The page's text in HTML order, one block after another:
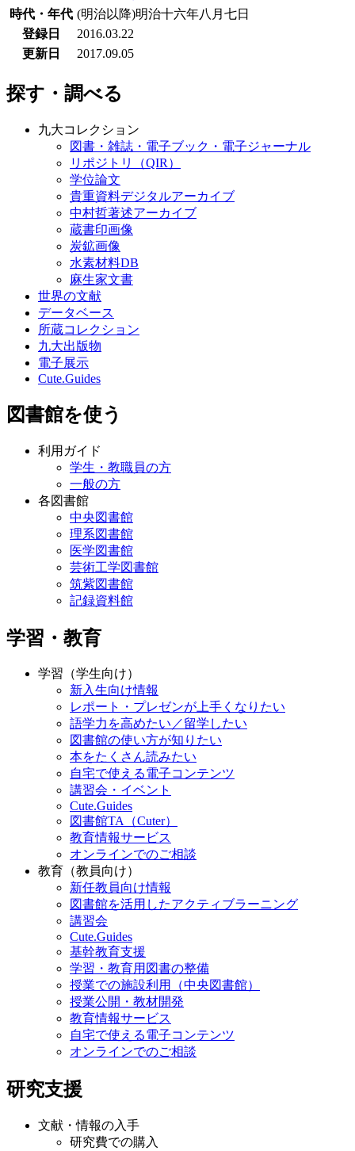
時代・年代 (明治以降)明治十六年八月七日
登録日
2016.03.22
更新日
2017.09.05
探す・調べる
九大コレクション
図書・雑誌・電子ブック・電子ジャーナル
リポジトリ（QIR）
学位論文
貴重資料デジタルアーカイブ
中村哲著述アーカイブ
蔵書印画像
炭鉱画像
水素材料DB
麻生家文書
世界の文献
データベース
所蔵コレクション
九大出版物
電子展示
Cute.Guides
図書館を使う
利用ガイド
学生・教職員の方
一般の方
各図書館
中央図書館
理系図書館
医学図書館
芸術工学図書館
筑紫図書館
記録資料館
学習・教育
学習（学生向け）
新入生向け情報
レポート・プレゼンが上手くなりたい
語学力を高めたい／留学したい
図書館の使い方が知りたい
本をたくさん読みたい
自宅で使える電子コンテンツ
講習会・イベント
Cute.Guides
図書館TA（Cuter）
教育情報サービス
オンラインでのご相談
教育（教員向け）
新任教員向け情報
図書館を活用したアクティブラーニング
講習会
Cute.Guides
基幹教育支援
学習・教育用図書の整備
授業での施設利用（中央図書館）
授業公開・教材開発
教育情報サービス
自宅で使える電子コンテンツ
オンラインでのご相談
研究支援
文献・情報の入手
研究費での購入